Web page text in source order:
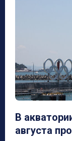
В
августа